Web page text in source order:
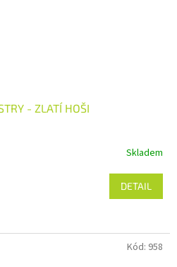
- ZLATÍ HOŠI
Skladem
DETAIL
Kód: 958